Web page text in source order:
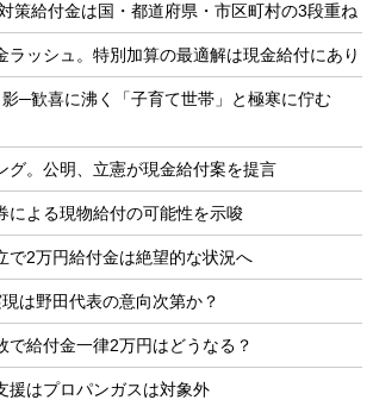
策給付金は国・都道府県・市区町村の3段重ね
ラッシュ。特別加算の最適解は現金給付にあり
─歓喜に沸く「子育て世帯」と極寒に佇む
グ。公明、立憲が現金給付案を提言
による現物給付の可能性を示唆
で2万円給付金は絶望的な状況へ
は野田代表の意向次第か？
で給付金一律2万円はどうなる？
援はプロパンガスは対象外